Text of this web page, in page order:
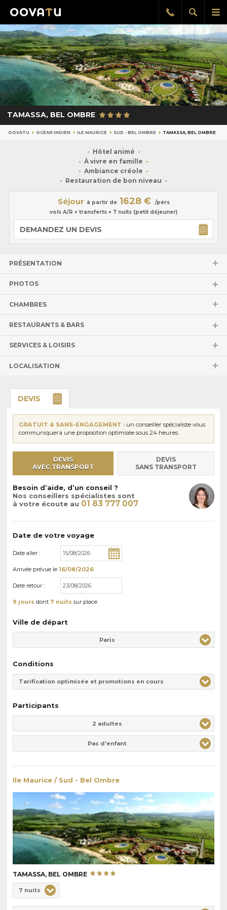
le
Afficher
la
Rappel
gratuit
TAMASSA, BEL OMBRE
OOVATU OCÉAN INDIEN ILE MAURICE SUD - BEL OMBRE TAMASSA, BEL OMBRE
Hôtel animé
À vivre en famille
Ambiance créole
Restauration de bon niveau
Séjour à partir de 1628 €
/pers
vols A/R + transferts + 7 nuits (petit déjeuner)
DEMANDEZ UN DEVIS
PRÉSENTATION
PHOTOS
CHAMBRES
RESTAURANTS & BARS
SERVICES & LOISIRS
LOCALISATION
DEVIS
GRATUIT & SANS-ENGAGEMENT : un conseiller spécialiste vous
communiquera une proposition optimisée sous 24 heures.
DEVIS
AVEC TRANSPORT
DEVIS
SANS TRANSPORT
Besoin d’aide, d’un conseil ?
Nos conseillers spécialistes sont
à votre écoute au 01 83 777 007
Date de votre voyage
Date aller :
Arrivée prévue le 16/08/2026
Date retour :
9 jours dont 7 nuits sur place
Ville de départ
Paris
Conditions
Tarification optimisée et promotions en cours
Participants
2 adultes
Pas d'enfant
Ile Maurice / Sud - Bel Ombre
TAMASSA, BEL OMBRE
de
Durée
7 nuits